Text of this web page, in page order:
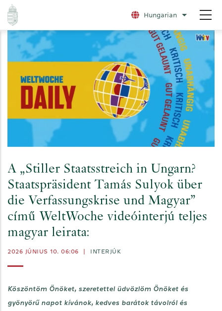
Ugrás
tartalomra
Hungarian További
A „Stiller Staatsstreich in Ungarn?
Staatspräsident Tamás Sulyok über
die Verfassungskrise und Magyar”
című WeltWoche videóinterjú teljes
magyar leirata:
2026 JÚNIUS 10. 06:06 INTERJÚK
Köszöntöm Önöket, szeretettel üdvözlöm Önöket és
gyönyörű napot kívánok, kedves barátok távolról és